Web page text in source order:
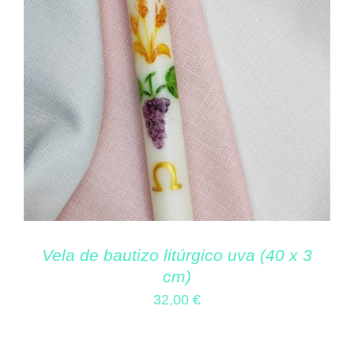
Vela de bautizo litúrgico uva (40 x 3
cm)
32,00 €